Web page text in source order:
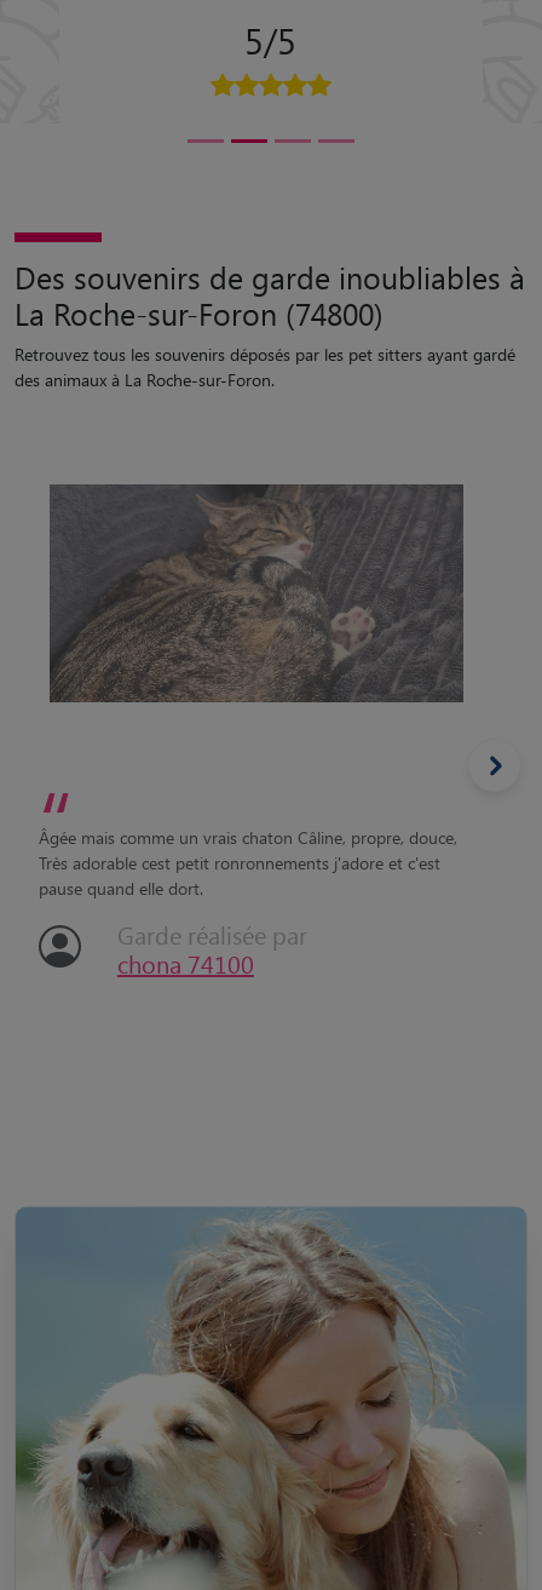
5/5
Des souvenirs de garde inoubliables à
La Roche-sur-Foron (74800)
Retrouvez tous les souvenirs déposés par les pet sitters ayant gardé
des animaux à La Roche-sur-Foron.
“
Âgée mais comme un vrais chaton Câline, propre, douce,
Très adorable cest petit ronronnements j'adore et c'est
pause quand elle dort.
Garde réalisée par
chona 74100